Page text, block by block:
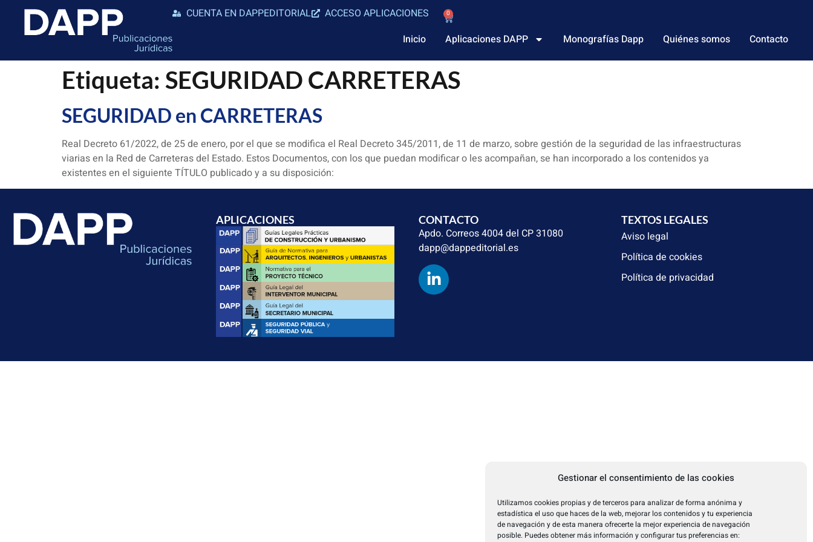
Gestionar el consentimiento de las cookies
Utilizamos cookies propias y de terceros para analizar de forma anónima y
estadística el uso que haces de la web, mejorar los contenidos y tu experiencia
de navegación y de esta manera ofrecerte la mejor experiencia de navegación
posible. Puedes obtener más información y configurar tus preferencias en:
CUENTA EN DAPPEDITORIAL ACCESO APLICACIONES 0
Inicio Aplicaciones DAPP Monografías Dapp Quiénes somos Contacto
Etiqueta: SEGURIDAD CARRETERAS
SEGURIDAD en CARRETERAS
Real Decreto 61/2022, de 25 de enero, por el que se modifica el Real Decreto 345/2011, de 11 de marzo, sobre gestión de la seguridad de las infraestructuras
viarias en la Red de Carreteras del Estado. Estos Documentos, con los que puedan modificar o les acompañan, se han incorporado a los contenidos ya
existentes en el siguiente TÍTULO publicado y a su disposición:
APLICACIONES CONTACTO
Apdo. Correos 4004 del CP 31080
dapp@dappeditorial.es
TEXTOS LEGALES
Aviso legal
Política de cookies
Política de privacidad